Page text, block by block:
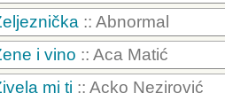
:: Abnormal
i vino :: Aca Matić
mi ti :: Acko Nezirović